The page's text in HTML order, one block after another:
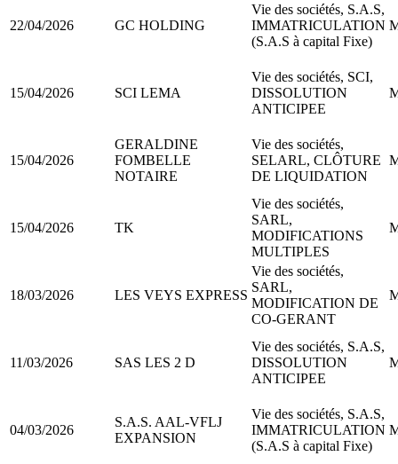
22/04/2026 GC HOLDING
Vie des sociétés, S.A.S,
IMMATRICULATION
(S.A.S à capital Fixe)
15/04/2026 SCI LEMA
Vie des sociétés, SCI,
DISSOLUTION
ANTICIPEE
15/04/2026
GERALDINE
FOMBELLE
NOTAIRE
Vie des sociétés,
SELARL, CLÔTURE
DE LIQUIDATION
15/04/2026 TK
Vie des sociétés,
SARL,
MODIFICATIONS
MULTIPLES
18/03/2026 LES VEYS EXPRESS
Vie des sociétés,
SARL,
MODIFICATION DE
CO-GERANT
11/03/2026 SAS LES 2 D
Vie des sociétés, S.A.S,
DISSOLUTION
ANTICIPEE
04/03/2026
S.A.S. AAL-VFLJ
EXPANSION
Vie des sociétés, S.A.S,
IMMATRICULATION
(S.A.S à capital Fixe)